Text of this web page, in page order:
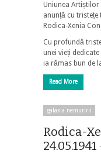
Uniunea Artiștilor
anunță cu
Rodica-Xenia
Cu profundă
unei vieți
ia rămas bun de
Read More
galaxia nemuririi
Rodica-